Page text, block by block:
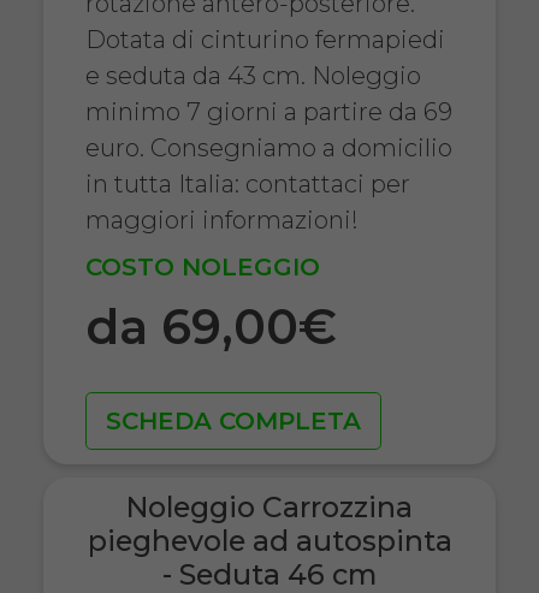
Dotata di cinturino fermapiedi
e seduta da 43 cm. Noleggio
minimo 7 giorni a partire da 69
euro. Consegniamo a domicilio
in tutta Italia: contattaci per
maggiori informazioni!
COSTO NOLEGGIO
da 69,00€
SCHEDA COMPLETA
Noleggio Carrozzina
pieghevole ad autospinta
- Seduta 46 cm